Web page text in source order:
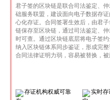
君子签的区块链是联合司法鉴定、
础服务联盟，建设面向电子数据存
心化存证。合同签署生效后，由君
链保存至区块链，通过司法鉴定、
时可查。通过区块链底层将电子签
纳入区块链体系同步鉴证，形成完
合同法律证明力弱，容易被替换，被
存证机构权威可靠 实时存